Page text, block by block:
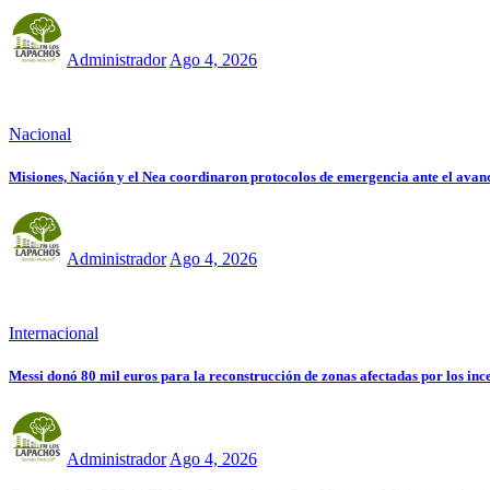
Administrador Ago 4, 2026
Nacional
Misiones, Nación y el Nea coordinaron protocolos de emergencia ante el
Administrador Ago 4, 2026
Internacional
Messi donó 80 mil euros para la reconstrucción de zonas afectadas por los
Administrador Ago 4, 2026